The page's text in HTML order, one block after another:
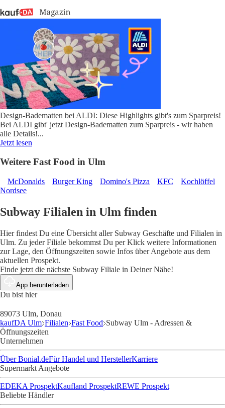
Design-Badematten bei ALDI: Diese Highlights gibt's zum Sparpreis!
Bei ALDI gibt' jetzt Design-Badematten zum Sparpreis - wir haben
alle Details!...
Jetzt lesen
Weitere Fast Food in Ulm
McDonalds Burger King Domino's Pizza KFC
Kochlöffel
Nordsee
Subway Filialen in Ulm finden
Hier findest Du eine Übersicht aller Subway Geschäfte und Filialen in
Ulm. Zu jeder Filiale bekommst Du per Klick weitere Informationen
zur Lage, den Öffnungszeiten sowie Infos über Angebote aus dem
aktuellen Prospekt.
Finde jetzt die nächste Subway Filiale in Deiner Nähe!
App herunterladen
Du bist hier
89073 Ulm, Donau
kaufDA Ulm Filialen Fast Food Subway Ulm - Adressen &
Öffnungszeiten
Unternehmen
Über Bonial.deFür Handel und HerstellerKarriere
Supermarkt Angebote
EDEKA ProspektKaufland ProspektREWE Prospekt
Beliebte Händler